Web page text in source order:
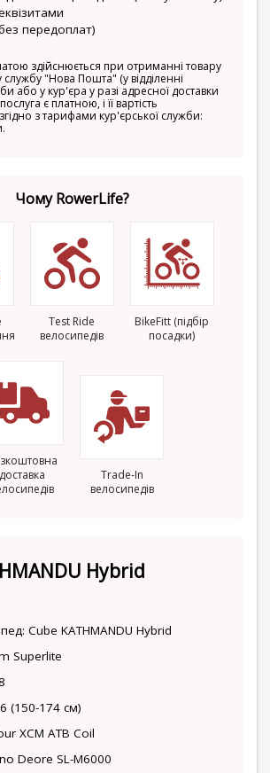
передоплат)
здійснюється при отриманні товару
службу "Нова Пошта" (у відділенні
або у кур'єра у разі адресної доставки
є платною, і її вартість
з тарифами кур'єрської служби:
Чому RowerLife?
Test Ride
велосипедів
BikeFitt (підбір
посадки)
доставка
Trade-In
велосипедів
Hybrid
Cube KATHMANDU Hybrid
Superlite
(150-174 см)
XCM ATB Coil
Deore SL-M6000